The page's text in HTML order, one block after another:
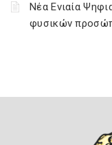
Νέα Ενιαία
φυσικών